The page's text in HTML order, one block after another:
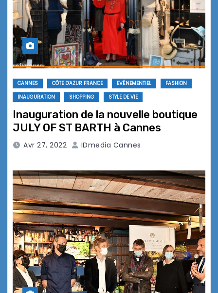
CANNES CÔTE D'AZUR FRANCE EVÉNEMENTIEL
FASHION
INAUGURATION
SHOPPING STYLE DE VIE
Inauguration de la nouvelle boutique
JULY OF ST BARTH à Cannes
Avr 27, 2022 IDmedia Cannes